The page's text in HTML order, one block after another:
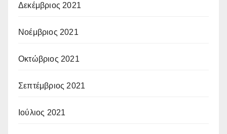
Δεκέμβριος 2021
Νοέμβριος 2021
Οκτώβριος 2021
Σεπτέμβριος 2021
Ιούλιος 2021